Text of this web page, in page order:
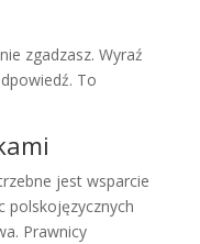
zgadzasz. Wyraź
To
jest wsparcie
polskojęzycznych
Prawnicy